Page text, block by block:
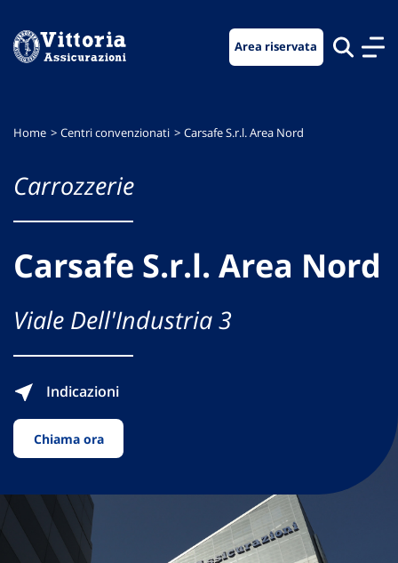
menu
contenuto
footer
Area riservata
Home Centri convenzionati Carsafe S.r.l. Area Nord
Carrozzerie
Carsafe S.r.l. Area Nord
Viale Dell'Industria 3
Indicazioni
Chiama ora